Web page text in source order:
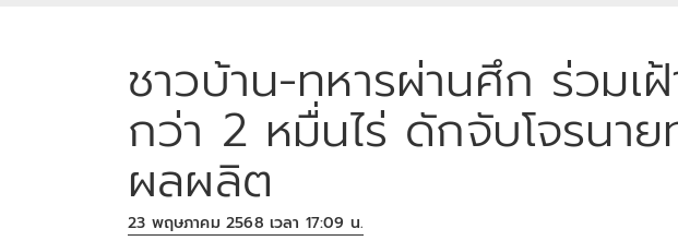
ชาวบ้าน-ทหารผ่านศึก ร่วมเ
กว่า 2 หมื่นไร่ ดักจับโจรนาย
ผลผลิต
23 พฤษภาคม 2568 เวลา 17:09 น.